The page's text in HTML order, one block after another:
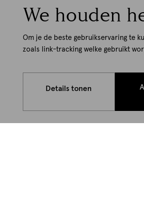
We houden
Om je de beste gebruikservaring te
zoals link-tracking welke gebruikt
Details tonen